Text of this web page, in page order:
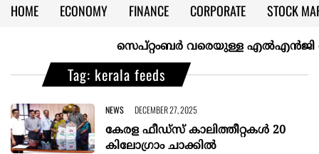
HOME ECONOMY FINANCE CORPORATE
STOCK
KERALA @70
സെപ്റ്റംബർ വരെയുള്ള എൽഎൻജി
Tag: kerala feeds
NEWS DECEMBER 27, 2025
കേരള ഫീഡ്സ് കാലിത്തീറ്റകൾ 20
കിലോഗ്രാം ചാക്കിൽ